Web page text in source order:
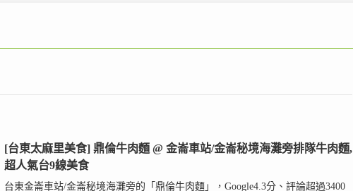
[台東太麻里美食] 鼎倫牛肉麵 @ 金崙車站/金崙秘境海灘旁排隊牛肉麵,
超人氣台9線美食
台東金崙車站/金崙秘境海灘旁的「鼎倫牛肉麵」，Google4.3分、評論超過3400